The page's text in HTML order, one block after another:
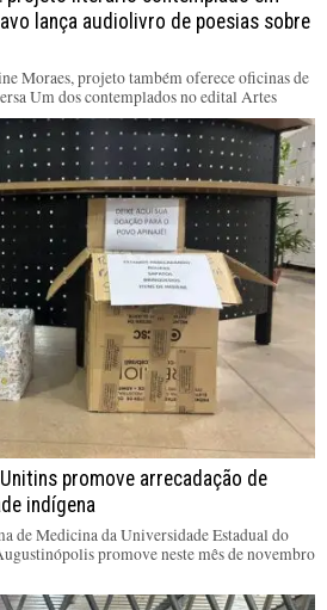
lança audiolivro de poesias sobre
Moraes, projeto também oferece oficinas de
Um dos contemplados no edital Artes
promove arrecadação de
indígena
de Medicina da Universidade Estadual do
promove neste mês de novembro